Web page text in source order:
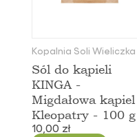
Kopalnia Soli Wieliczka
Sól do kąpieli
KINGA -
Migdałowa kąpiel
Kleopatry - 100 g
10,00 zł